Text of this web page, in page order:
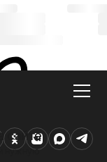
сайте
нужную